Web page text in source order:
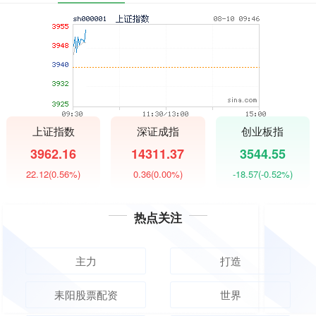
上证指数
3962.16
22.12(0.56%)
深证成指
14311.37
0.36(0.00%)
创业板指
3544.55
-18.57(-0.52%)
热点关注
主力 打造
耒阳股票配资 世界